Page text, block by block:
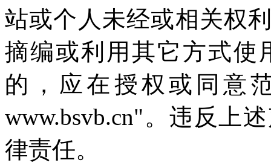
站或个人未经或相关权
摘编或利用其它方式使
的，应在授权或同意
www.bsvb.cn"。违反上
律责任。